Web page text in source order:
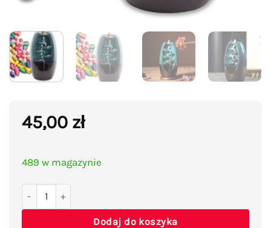
45,00 zł
489 w magazynie
ilość Kominek zapachowy ceramiczny kadzidło płynący
Dodaj do koszyka